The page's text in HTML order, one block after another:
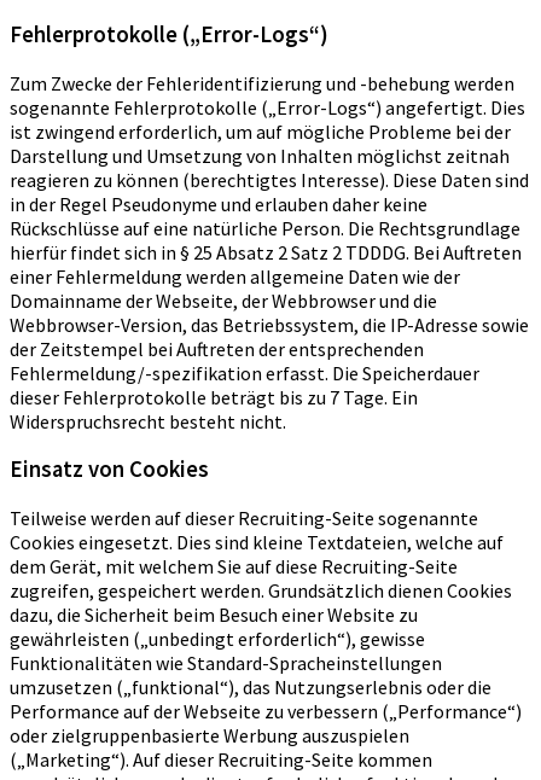
Fehlerprotokolle („Error-Logs“)
Zum Zwecke der Fehleridentifizierung und -behebung werden
sogenannte Fehlerprotokolle („Error-Logs“) angefertigt. Dies
ist zwingend erforderlich, um auf mögliche Probleme bei der
Darstellung und Umsetzung von Inhalten möglichst zeitnah
reagieren zu können (berechtigtes Interesse). Diese Daten sind
in der Regel Pseudonyme und erlauben daher keine
Rückschlüsse auf eine natürliche Person. Die Rechtsgrundlage
hierfür findet sich in § 25 Absatz 2 Satz 2 TDDDG. Bei Auftreten
einer Fehlermeldung werden allgemeine Daten wie der
Domainname der Webseite, der Webbrowser und die
Webbrowser-Version, das Betriebssystem, die IP-Adresse sowie
der Zeitstempel bei Auftreten der entsprechenden
Fehlermeldung/-spezifikation erfasst. Die Speicherdauer
dieser Fehlerprotokolle beträgt bis zu 7 Tage. Ein
Widerspruchsrecht besteht nicht.
Einsatz von Cookies
Teilweise werden auf dieser Recruiting-Seite sogenannte
Cookies eingesetzt. Dies sind kleine Textdateien, welche auf
dem Gerät, mit welchem Sie auf diese Recruiting-Seite
zugreifen, gespeichert werden. Grundsätzlich dienen Cookies
dazu, die Sicherheit beim Besuch einer Website zu
gewährleisten („unbedingt erforderlich“), gewisse
Funktionalitäten wie Standard-Spracheinstellungen
umzusetzen („funktional“), das Nutzungserlebnis oder die
Performance auf der Webseite zu verbessern („Performance“)
oder zielgruppenbasierte Werbung auszuspielen
(„Marketing“). Auf dieser Recruiting-Seite kommen